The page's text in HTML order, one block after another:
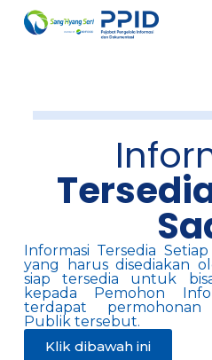
Informasi Tersedia
yang harus disediakan
siap tersedia untuk
kepada Pemohon
terdapat
Publik tersebut.
Klik dibawah ini